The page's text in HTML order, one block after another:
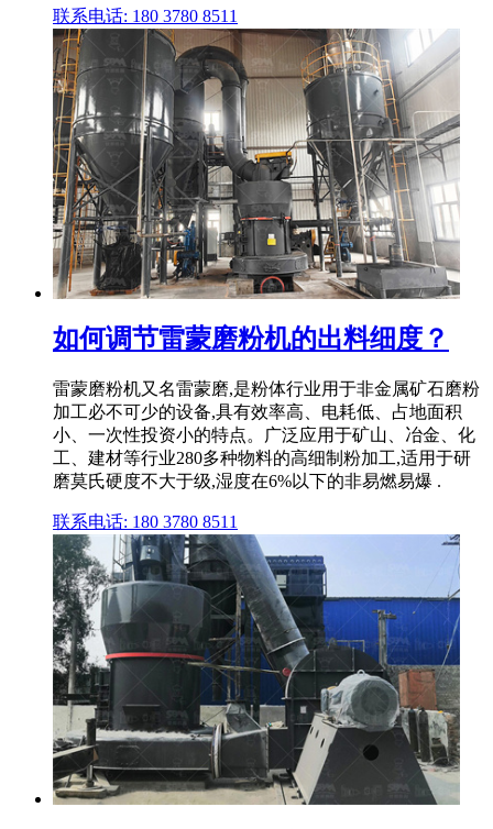
联系电话: 180 3780 8511
如何调节雷蒙磨粉机的出料细度？
雷蒙磨粉机又名雷蒙磨,是粉体行业用于非金属矿石磨粉
加工必不可少的设备,具有效率高、电耗低、占地面积
小、一次性投资小的特点。广泛应用于矿山、冶金、化
工、建材等行业280多种物料的高细制粉加工,适用于研
磨莫氏硬度不大于级,湿度在6%以下的非易燃易爆 .
联系电话: 180 3780 8511